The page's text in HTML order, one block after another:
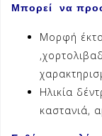
Μπορεί να
Μορφή
Ηλικία
καστανιά,